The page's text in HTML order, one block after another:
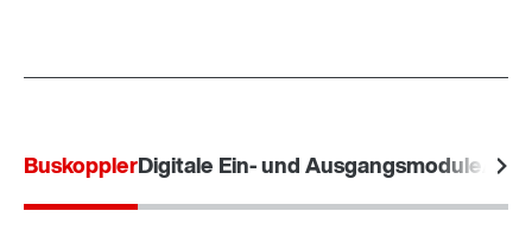
BuskopplerDigitale Ein- und Ausgangsmodule